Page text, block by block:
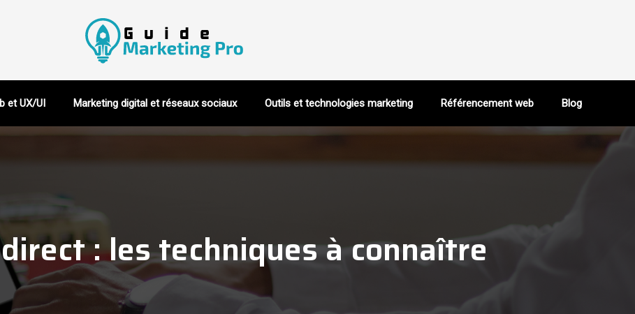
et UX/UI Marketing digital et réseaux sociaux Outils et technologies marketing Référencement web Blog
: les techniques à connaître